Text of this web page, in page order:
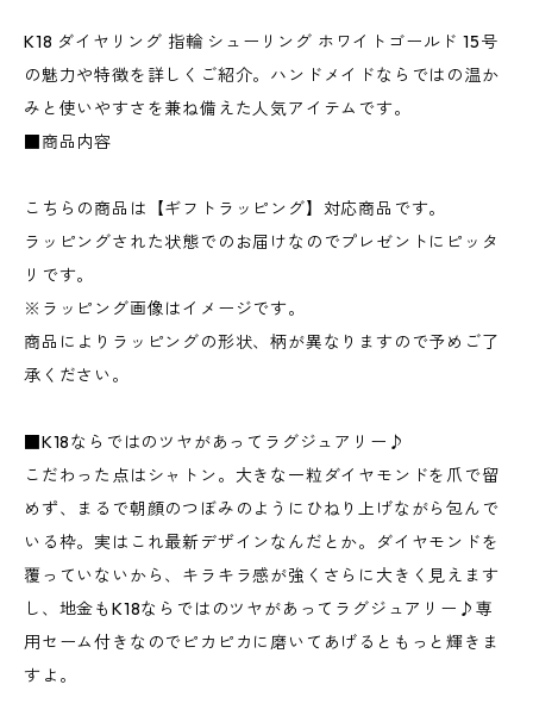
K18 ダイヤリング 指輪 シューリング ホワイトゴールド 15号
の魅力や特徴を詳しくご紹介。ハンドメイドならではの温か
みと使いやすさを兼ね備えた人気アイテムです。
■商品内容
こちらの商品は【ギフトラッピング】対応商品です。
ラッピングされた状態でのお届けなのでプレゼントにピッタ
リです。
※ラッピング画像はイメージです。
商品によりラッピングの形状、柄が異なりますので予めご了
承ください。
■K18ならではのツヤがあってラグジュアリー♪
こだわった点はシャトン。大きな一粒ダイヤモンドを爪で留
めず、まるで朝顔のつぼみのようにひねり上げながら包んで
いる枠。実はこれ最新デザインなんだとか。ダイヤモンドを
覆っていないから、キラキラ感が強くさらに大きく見えます
し、地金もK18ならではのツヤがあってラグジュアリー♪専
用セーム付きなのでピカピカに磨いてあげるともっと輝きま
すよ。